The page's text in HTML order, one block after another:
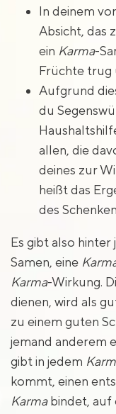
In deinem
Absicht, das
ein Karma-
Früchte trug
Aufgrund
du
allen, die
deines zur
heißt das
des
Es gibt also hinter
Samen, eine
Karma-Wirkung.
dienen, wird als
zu einem guten
jemand anderem
gibt in jedem
kommt, einen
Karmabindet, auf